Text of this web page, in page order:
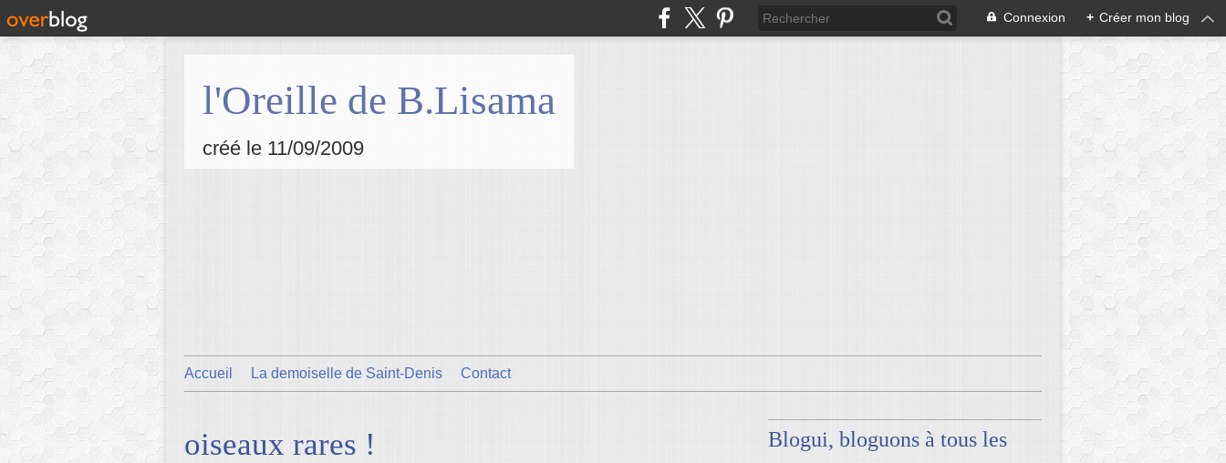
Connexion + Créer mon blog
l'Oreille de B.Lisama
créé le 11/09/2009
Accueil La demoiselle de Saint-Denis Contact
oiseaux rares !
Blogui, bloguons à tous les